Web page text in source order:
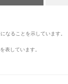
なることを示しています。
表しています。